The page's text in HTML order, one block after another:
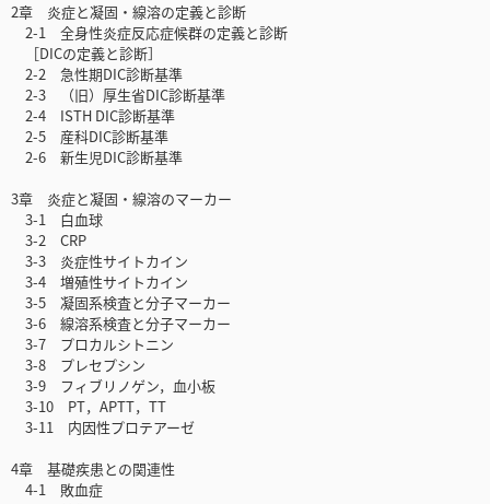
2章 炎症と凝固・線溶の定義と診断
2-1 全身性炎症反応症候群の定義と診断
［DICの定義と診断］
2-2 急性期DIC診断基準
2-3 （旧）厚生省DIC診断基準
2-4 ISTH DIC診断基準
2-5 産科DIC診断基準
2-6 新生児DIC診断基準
3章 炎症と凝固・線溶のマーカー
3-1 白血球
3-2 CRP
3-3 炎症性サイトカイン
3-4 増殖性サイトカイン
3-5 凝固系検査と分子マーカー
3-6 線溶系検査と分子マーカー
3-7 プロカルシトニン
3-8 プレセプシン
3-9 フィブリノゲン，血小板
3-10 PT，APTT，TT
3-11 内因性プロテアーゼ
4章 基礎疾患との関連性
4-1 敗血症